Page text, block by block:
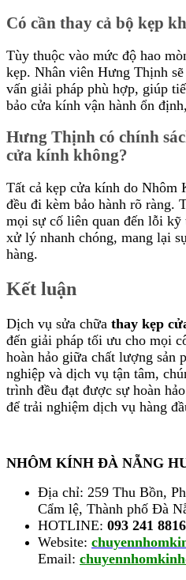
Có cần thay cả bộ kẹp
Tùy thuộc vào mức độ hao
kẹp. Nhân viên Hưng Thịnh
vấn giải pháp phù hợp, giúp
bảo cửa kính vận hành ổn
Hưng Thịnh có chính
cửa kính không?
Tất cả kẹp cửa kính do Nhôm
đều đi kèm bảo hành rõ ràng.
mọi sự cố liên quan đến lỗi kỹ
xử lý nhanh chóng, mang lại
hàng.
Kết luận
Dịch vụ sửa chữa thay kẹp
đến giải pháp tối ưu cho mọi
hoàn hảo giữa chất lượng sản
nghiệp và dịch vụ tận tâm,
trình đều đạt được sự hoàn
để trải nghiệm dịch vụ hàng
NHÔM KÍNH ĐÀ NẴNG
Địa chỉ: 259 Thu Bồn,
Cẩm lệ, Thành phố Đà
HOTLINE: 093 241 8816
Website:
Email: